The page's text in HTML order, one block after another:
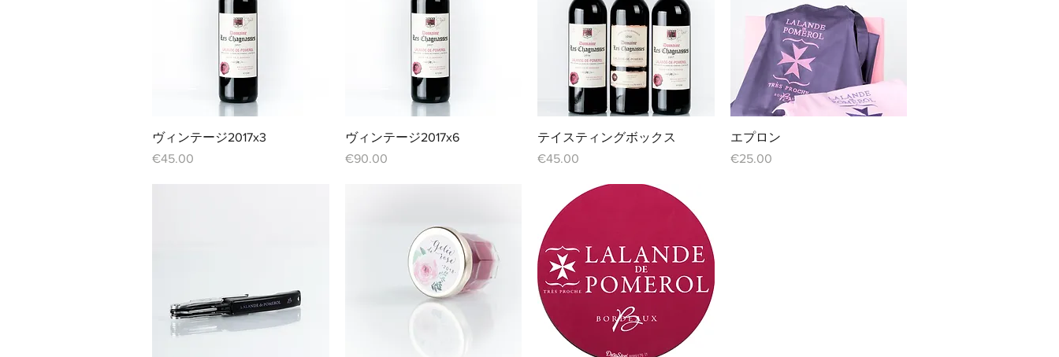
クイックビュー
ヴィンテージ2017x3
価格
€45.00
クイックビュー
ヴィンテージ2017x6
価格
€90.00
クイックビュー
テイスティングボックス
価格
€45.00
クイックビュー
エプロン
価格
€25.00